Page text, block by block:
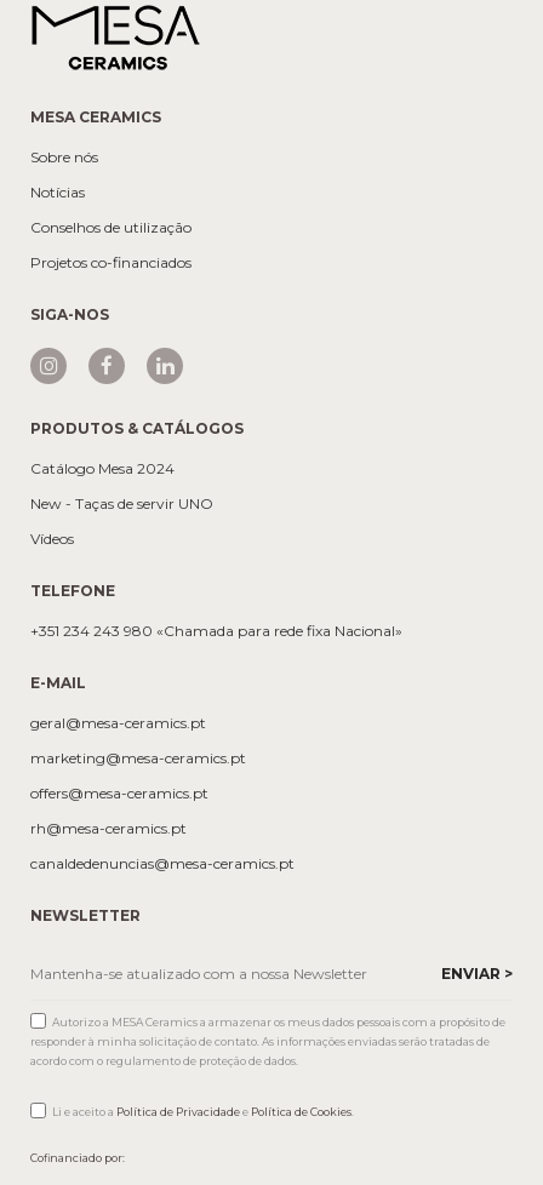
MESA CERAMICS
Sobre nós
Notícias
Conselhos de utilização
Projetos co-financiados
SIGA-NOS
PRODUTOS & CATÁLOGOS
Catálogo Mesa 2024
New - Taças de servir UNO
Vídeos
TELEFONE
+351 234 243 980 «Chamada para rede fixa Nacional»
E-MAIL
geral@mesa-ceramics.pt
marketing@mesa-ceramics.pt
offers@mesa-ceramics.pt
rh@mesa-ceramics.pt
canaldedenuncias@mesa-ceramics.pt
NEWSLETTER
Autorizo a MESA Ceramics a armazenar os meus dados pessoais com a propósito de
responder à minha solicitação de contato. As informações enviadas serão tratadas de
acordo com o regulamento de proteção de dados.
Li e aceito a Política de Privacidadee Política de Cookies
Cofinanciado por: